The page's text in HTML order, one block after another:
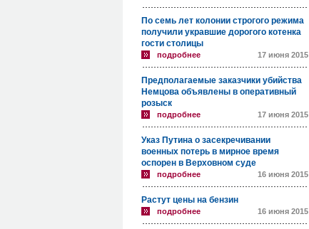
По семь лет колонии строгого режима
получили укравшие дорогого котенка
гости столицы
подробнее 17 июня 2015
Предполагаемые заказчики убийства
Немцова объявлены в оперативный
розыск
подробнее 17 июня 2015
Указ Путина о засекречивании
военных потерь в мирное время
оспорен в Верховном суде
подробнее 16 июня 2015
Растут цены на бензин
подробнее 16 июня 2015